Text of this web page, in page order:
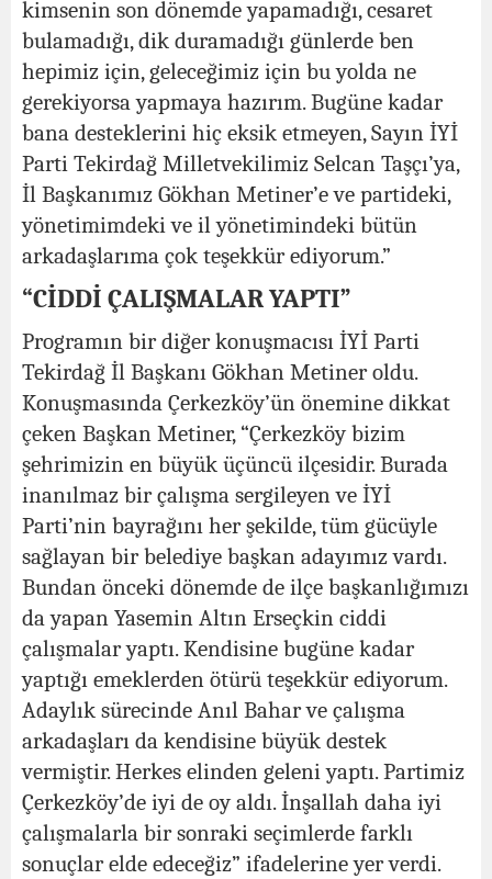
kimsenin son dönemde yapamadığı, cesaret
bulamadığı, dik duramadığı günlerde ben
hepimiz için, geleceğimiz için bu yolda ne
gerekiyorsa yapmaya hazırım. Bugüne kadar
bana desteklerini hiç eksik etmeyen, Sayın İYİ
Parti Tekirdağ Milletvekilimiz Selcan Taşçı’ya,
İl Başkanımız Gökhan Metiner’e ve partideki,
yönetimimdeki ve il yönetimindeki bütün
arkadaşlarıma çok teşekkür ediyorum.”
“CİDDİ ÇALIŞMALAR YAPTI”
Programın bir diğer konuşmacısı İYİ Parti
Tekirdağ İl Başkanı Gökhan Metiner oldu.
Konuşmasında Çerkezköy’ün önemine dikkat
çeken Başkan Metiner, “Çerkezköy bizim
şehrimizin en büyük üçüncü ilçesidir. Burada
inanılmaz bir çalışma sergileyen ve İYİ
Parti’nin bayrağını her şekilde, tüm gücüyle
sağlayan bir belediye başkan adayımız vardı.
Bundan önceki dönemde de ilçe başkanlığımızı
da yapan Yasemin Altın Erseçkin ciddi
çalışmalar yaptı. Kendisine bugüne kadar
yaptığı emeklerden ötürü teşekkür ediyorum.
Adaylık sürecinde Anıl Bahar ve çalışma
arkadaşları da kendisine büyük destek
vermiştir. Herkes elinden geleni yaptı. Partimiz
Çerkezköy’de iyi de oy aldı. İnşallah daha iyi
çalışmalarla bir sonraki seçimlerde farklı
sonuçlar elde edeceğiz” ifadelerine yer verdi.